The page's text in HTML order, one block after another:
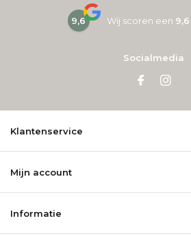
9,6 Wij scoren een 9,6
Socialmedia
Klantenservice
Mijn account
Informatie